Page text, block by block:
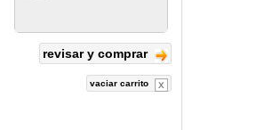
revisar y comprar
vaciar carrito